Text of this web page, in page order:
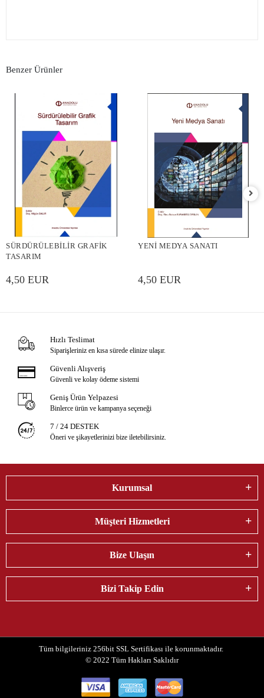
Benzer Ürünler
SÜRDÜRÜLEBİLİR GRAFİK
TASARIM
4,50 EUR
YENİ MEDYA SANATI
4,50 EUR
Hızlı Teslimat
Siparişleriniz en kısa sürede elinize ulaşır.
Güvenli Alışveriş
Güvenli ve kolay ödeme sistemi
Geniş Ürün Yelpazesi
Binlerce ürün ve kampanya seçeneği
7 / 24 DESTEK
Öneri ve şikayetlerinizi bize iletebilirsiniz.
Kurumsal
Müşteri Hizmetleri
Bize Ulaşın
Bizi Takip Edin
Tüm bilgileriniz 256bit SSL Sertifikası ile korunmaktadır.
© 2022 Tüm Hakları Saklıdır